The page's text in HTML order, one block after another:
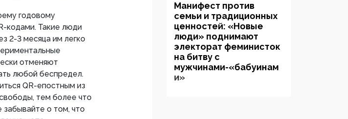
годовому
кодами. Такие люди
2-3 месяца им легко
отменяют
любой беспредел.
QR-епостным из
тем более что
о том, что
Манифест против
семьи и традиционных
ценностей: «Новые
люди» поднимают
электорат феминисток
на битву с
мужчинами-«бабуинам
и»